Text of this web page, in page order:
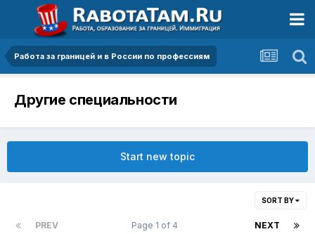
Работа за границей и в России по профессиям
Другие специальности
Start new topic
SORT BY
PREV NEXT
Page 1 of 4